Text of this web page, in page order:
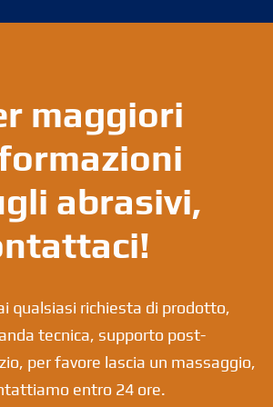
maggiori
abrasivi,
qualsiasi richiesta di prodotto,
tecnica, supporto post-
per favore lascia un massaggio,
entro 24 ore.